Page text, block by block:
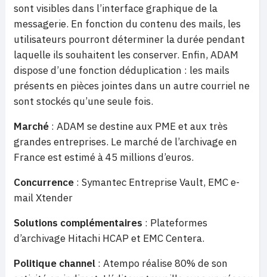
sont visibles dans l’interface graphique de la
messagerie. En fonction du contenu des mails, les
utilisateurs pourront déterminer la durée pendant
laquelle ils souhaitent les conserver. Enfin, ADAM
dispose d’une fonction déduplication : les mails
présents en pièces jointes dans un autre courriel ne
sont stockés qu’une seule fois.
Marché : ADAM se destine aux PME et aux très
grandes entreprises. Le marché de l’archivage en
France est estimé à 45 millions d’euros.
Concurrence : Symantec Entreprise Vault, EMC e-
mail Xtender
Solutions complémentaires : Plateformes
d’archivage Hitachi HCAP et EMC Centera.
Politique channel : Atempo réalise 80% de son